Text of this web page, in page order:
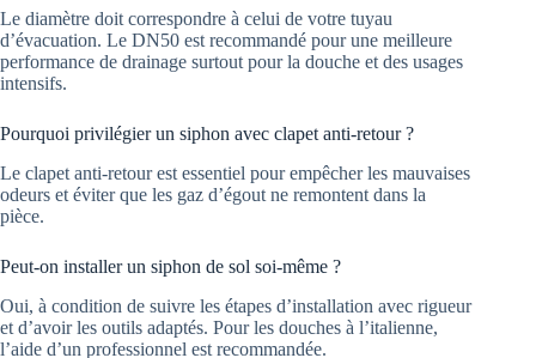
Le diamètre doit correspondre à celui de votre tuyau
d’évacuation. Le DN50 est recommandé pour une meilleure
performance de drainage surtout pour la douche et des usages
intensifs.
Pourquoi privilégier un siphon avec clapet anti-retour ?
Le clapet anti-retour est essentiel pour empêcher les mauvaises
odeurs et éviter que les gaz d’égout ne remontent dans la
pièce.
Peut-on installer un siphon de sol soi-même ?
Oui, à condition de suivre les étapes d’installation avec rigueur
et d’avoir les outils adaptés. Pour les douches à l’italienne,
l’aide d’un professionnel est recommandée.